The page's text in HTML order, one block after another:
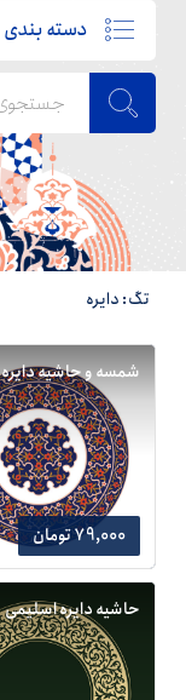
دسته بندی
تگ: دایره
شمسه و حاشیه دایره
79,000 تومان
حاشیه دایره اسلیمی